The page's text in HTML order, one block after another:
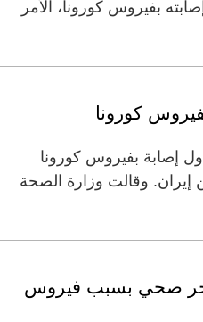
بفيروس كورونا، الأمر
كورونا
إصابة بفيروس كورونا
وقالت وزارة الصحة
صحي بسبب فيروس